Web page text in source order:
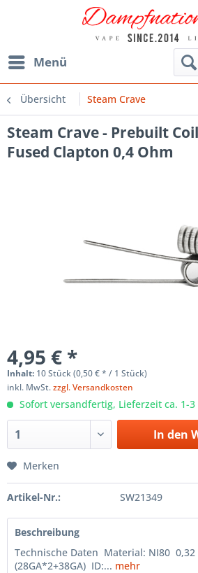
Menü
Übersicht Steam Crave
Steam Crave - Prebuilt
Fused Clapton 0,4 Ohm
4,95 € *
Inhalt: 10 Stück (0,50 € * / 1 Stück)
inkl. MwSt.zzgl. Versandkosten
Sofort versandfertig, Lieferzeit ca. 1-3
In den
Merken
Artikel-Nr.: SW21349
Beschreibung
Technische Daten Material: NI80 0,32
(28GA*2+38GA) ID:... mehr